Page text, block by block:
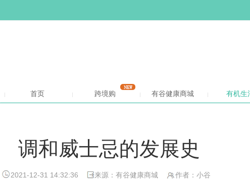
首页 跨境购 有谷健康商城 有机生
调和威士忌的发展史
2021-12-31 14:32:36 来源：有谷健康商城 作者：小谷